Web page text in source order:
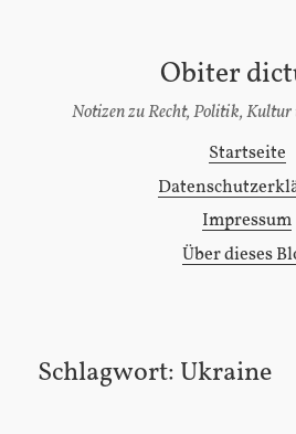
springen]
Obiter
Notizen zu Recht, Politik,
Hauptmenü
Startseite
Impressum
Über dieses
Schlagwort: Ukraine